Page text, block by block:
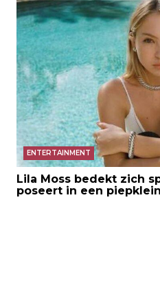
ENTERTAINMENT
Lila Moss bedekt zich
poseert in een